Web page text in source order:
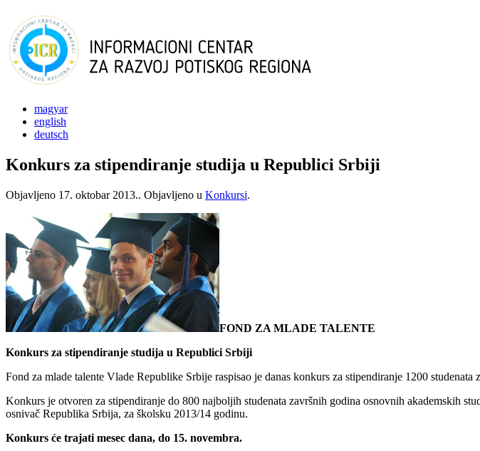
magyar
english
deutsch
Konkurs za stipendiranje studija u Republici Srbiji
Objavljeno 17. oktobar 2013.. Objavljeno u Konkursi.
FOND ZA MLADE TALENTE
Konkurs za stipendiranje studija u Republici Srbiji
Fond za mlade talente Vlade Republike Srbije raspisao je danas konkurs za stipendiranje 1200
Konkurs je otvoren za stipendiranje do 800 najboljih studenata završnih godina osnovnih akademskih
osnivač Republika Srbija, za školsku 2013/14 godinu.
Konkurs će trajati mesec dana, do 15. novembra.